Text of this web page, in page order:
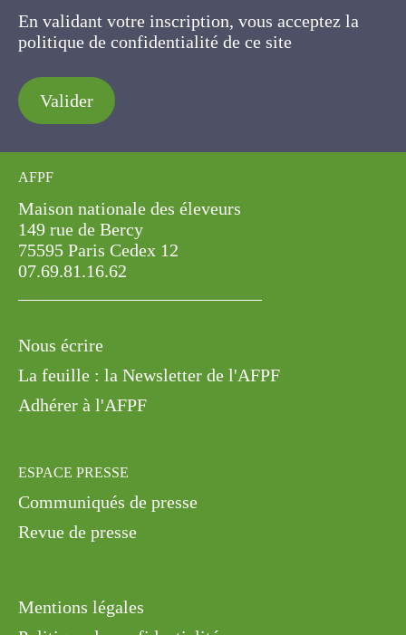
En validant votre inscription, vous acceptez la
politique de confidentialité de ce site
Valider
AFPF
Maison nationale des éleveurs
149 rue de Bercy
75595 Paris Cedex 12
07.69.81.16.62
Nous écrire
La feuille : la Newsletter de l'AFPF
Adhérer à l'AFPF
ESPACE PRESSE
Communiqués de presse
Revue de presse
Mentions légales